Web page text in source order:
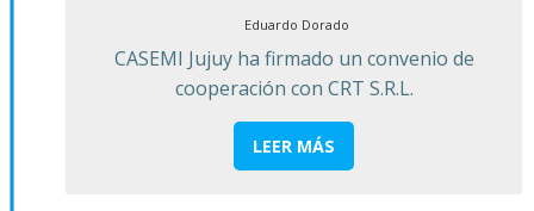
Eduardo Dorado
CASEMI Jujuy ha firmado un convenio de
cooperación con CRT S.R.L.
LEER MÁS